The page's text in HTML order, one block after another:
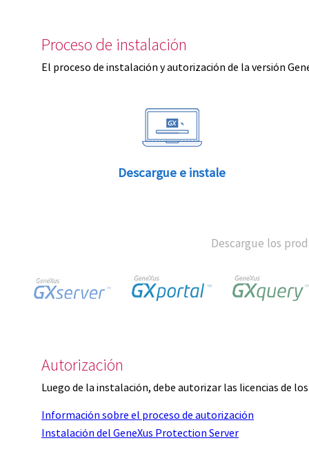
Proceso de instalación
El proceso de instalación y autorización de la versión
Descargue e instale
Descargue los
Autorización
Luego de la instalación, debe autorizar las licencias de
Información sobre el proceso de autorización
Instalación del GeneXus Protection Server